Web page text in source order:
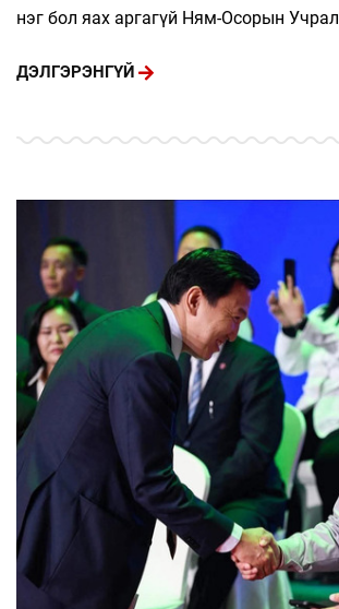
нэг бол яах аргагүй Ням-Осорын Учрал
ДЭЛГЭРЭНГҮЙ